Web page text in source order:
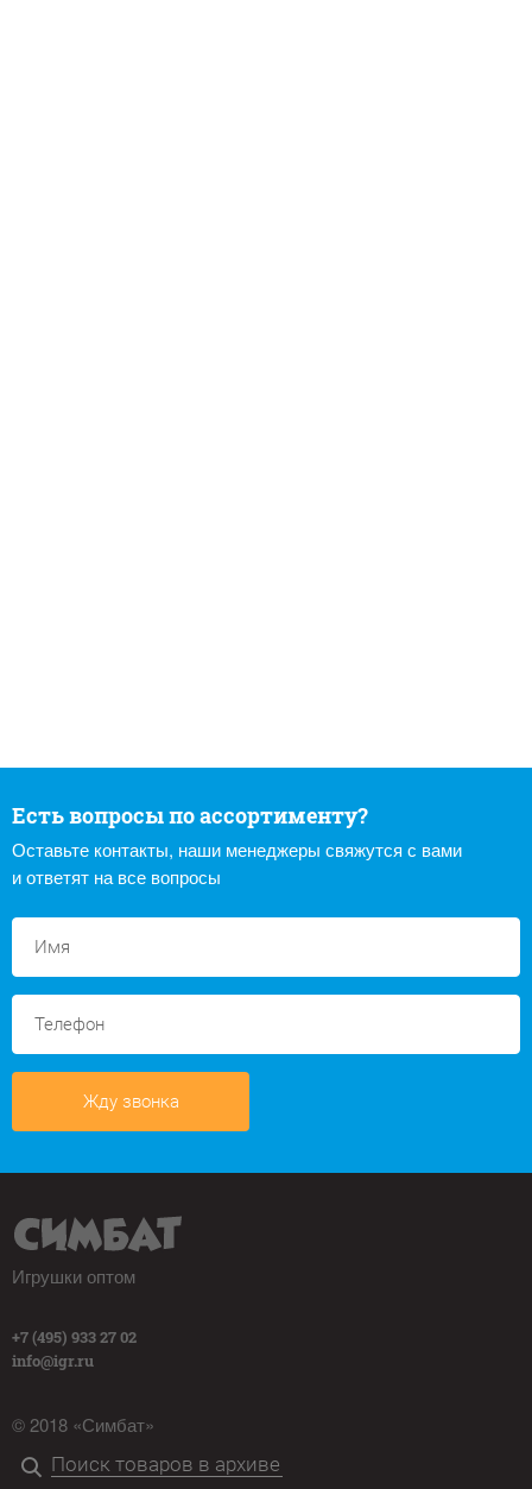
Есть вопросы по ассортименту?
Оставьте контакты, наши менеджеры свяжутся с вами
и ответят на все вопросы
Жду звонка
Игрушки оптом
+7 (495) 933 27 02
info@igr.ru
© 2018 «Симбат»